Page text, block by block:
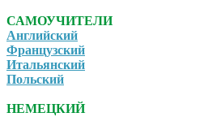
САМОУЧИТЕЛИ
Английский
Французский
Итальянский
Польский
НЕМЕЦКИЙ